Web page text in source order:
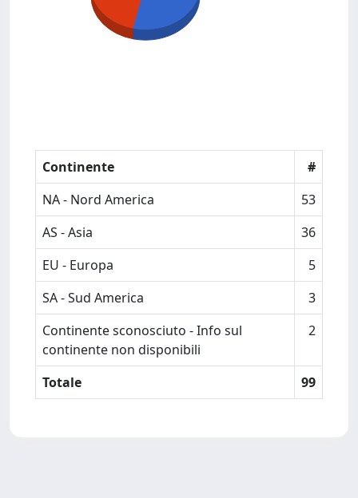
Continente
#
NA - Nord America
53
AS - Asia
36
EU - Europa
5
SA - Sud America
3
Continente sconosciuto - Info sul
continente non disponibili
2
Totale 99